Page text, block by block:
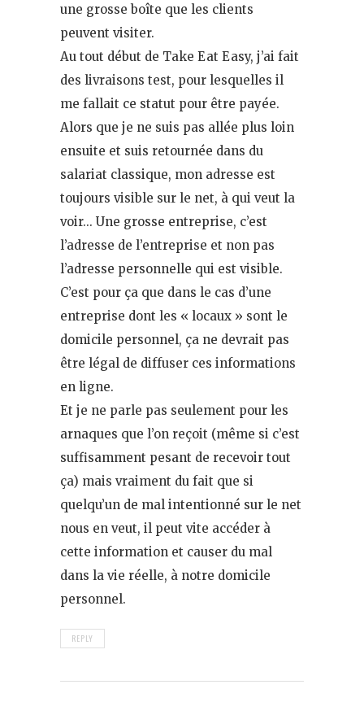
une grosse boîte que les clients
peuvent visiter.
Au tout début de Take Eat Easy, j’ai fait
des livraisons test, pour lesquelles il
me fallait ce statut pour être payée.
Alors que je ne suis pas allée plus loin
ensuite et suis retournée dans du
salariat classique, mon adresse est
toujours visible sur le net, à qui veut la
voir… Une grosse entreprise, c’est
l’adresse de l’entreprise et non pas
l’adresse personnelle qui est visible.
C’est pour ça que dans le cas d’une
entreprise dont les « locaux » sont le
domicile personnel, ça ne devrait pas
être légal de diffuser ces informations
en ligne.
Et je ne parle pas seulement pour les
arnaques que l’on reçoit (même si c’est
suffisamment pesant de recevoir tout
ça) mais vraiment du fait que si
quelqu’un de mal intentionné sur le net
nous en veut, il peut vite accéder à
cette information et causer du mal
dans la vie réelle, à notre domicile
personnel.
REPLY